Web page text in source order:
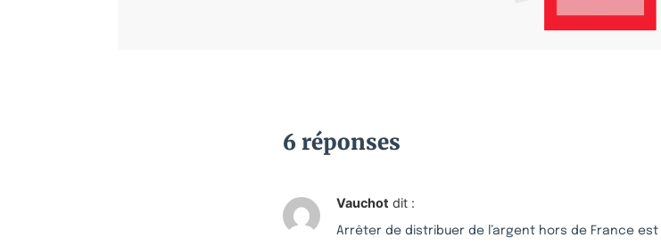
6 réponses
Vauchot dit :
Arrêter de distribuer de l’argent hors de France est